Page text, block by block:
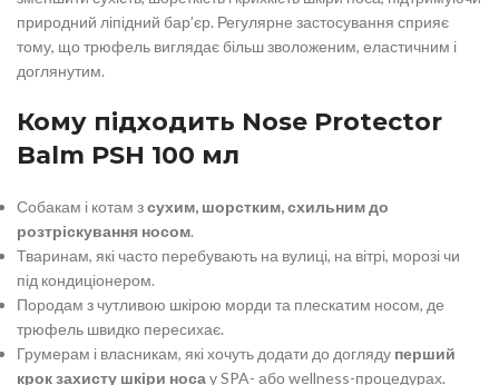
природний ліпідний бар’єр. Регулярне застосування сприяє
тому, що трюфель виглядає більш зволоженим, еластичним і
доглянутим.
Кому підходить Nose Protector
Balm PSH 100 мл
Собакам і котам зсухим, шорстким, схильним до
розтріскування носом.
Тваринам, які часто перебувають на вулиці, на вітрі, морозі чи
під кондиціонером.
Породам з чутливою шкірою морди та плескатим носом, де
трюфель швидко пересихає.
Грумерам і власникам, які хочуть додати до догляду перший
крок захисту шкіри носау SPA- або wellness-процедурах.